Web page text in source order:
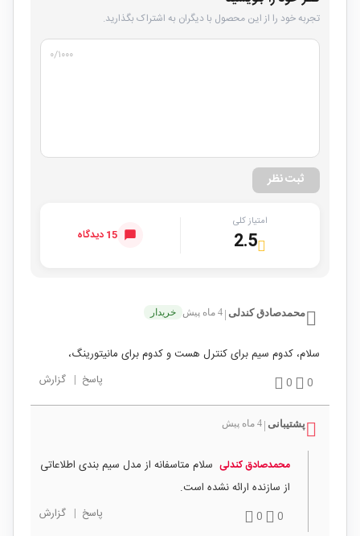
تجربه خود را از این محصول با دیگران به اشتراک بگذارید.
۰/۱۰۰۰
ثبت نظر
امتیاز کلی
2.5 15 دیدگاه
محمدصادق کندلی | 4 ماه پیش خریدار
سلام، کدوم سیم برای کنترل هست و کدوم برای مانیتورینگ،
0
0 پاسخ | گزارش
پشتیبانی | 4 ماه پیش
محمدصادق کندلی سلام متاسفانه از مدل سیم بندی اطلاعاتی
از سازنده ارائه نشده است.
0
0 پاسخ | گزارش